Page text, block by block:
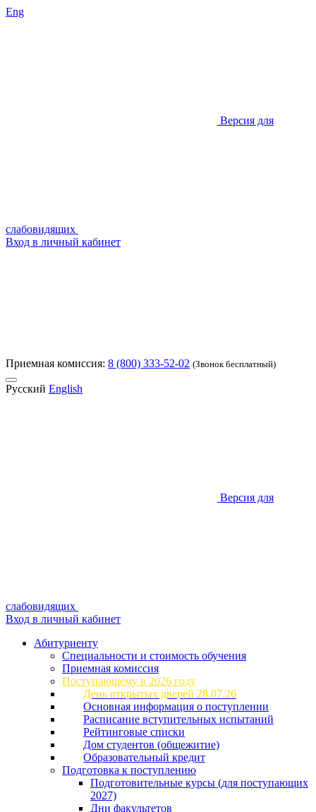
Eng
Версия для
слабовидящих
Вход в личный кабинет
Приемная комиссия: 8 (800) 333-52-02 (Звонок бесплатный)
Русский English
Версия для
слабовидящих
Вход в личный кабинет
Абитуриенту
Специальности и стоимость обучения
Приемная комиссия
Поступающему в 2026 году
День открытых дверей 28.07.26
Основная информация о поступлении
Расписание вступительных испытаний
Рейтинговые списки
Дом студентов (общежитие)
Образовательный кредит
Подготовка к поступлению
Подготовительные курсы (для поступающих
2027)
Дни факультетов